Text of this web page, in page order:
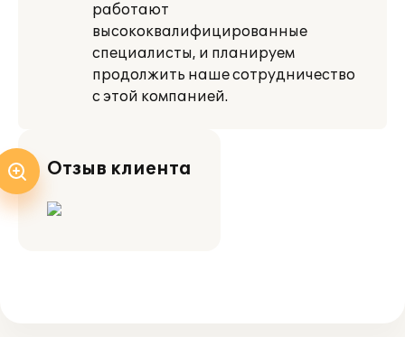
работают
высококвалифицированные
специалисты, и планируем
продолжить наше сотрудничество
с этой компанией.
Отзыв клиента